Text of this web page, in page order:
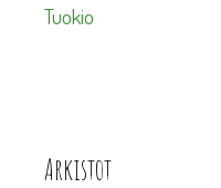
Tuokio
Arkistot